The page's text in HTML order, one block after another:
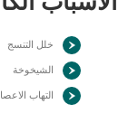
خلل التنسج
الشيخوخة
التهاب